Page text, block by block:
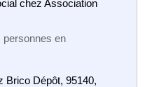
chez Association
personnes en
Brico Dépôt, 95140,